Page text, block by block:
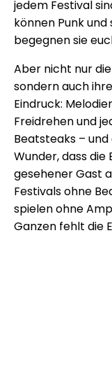
jedem Festival
können Punk
begegnen sie
Aber nicht nur
sondern auch
Eindruck:
Freidrehen und
Beatsteaks –
Wunder, dass
gesehener Gast
Festivals ohne
spielen ohne
Ganzen fehlt die